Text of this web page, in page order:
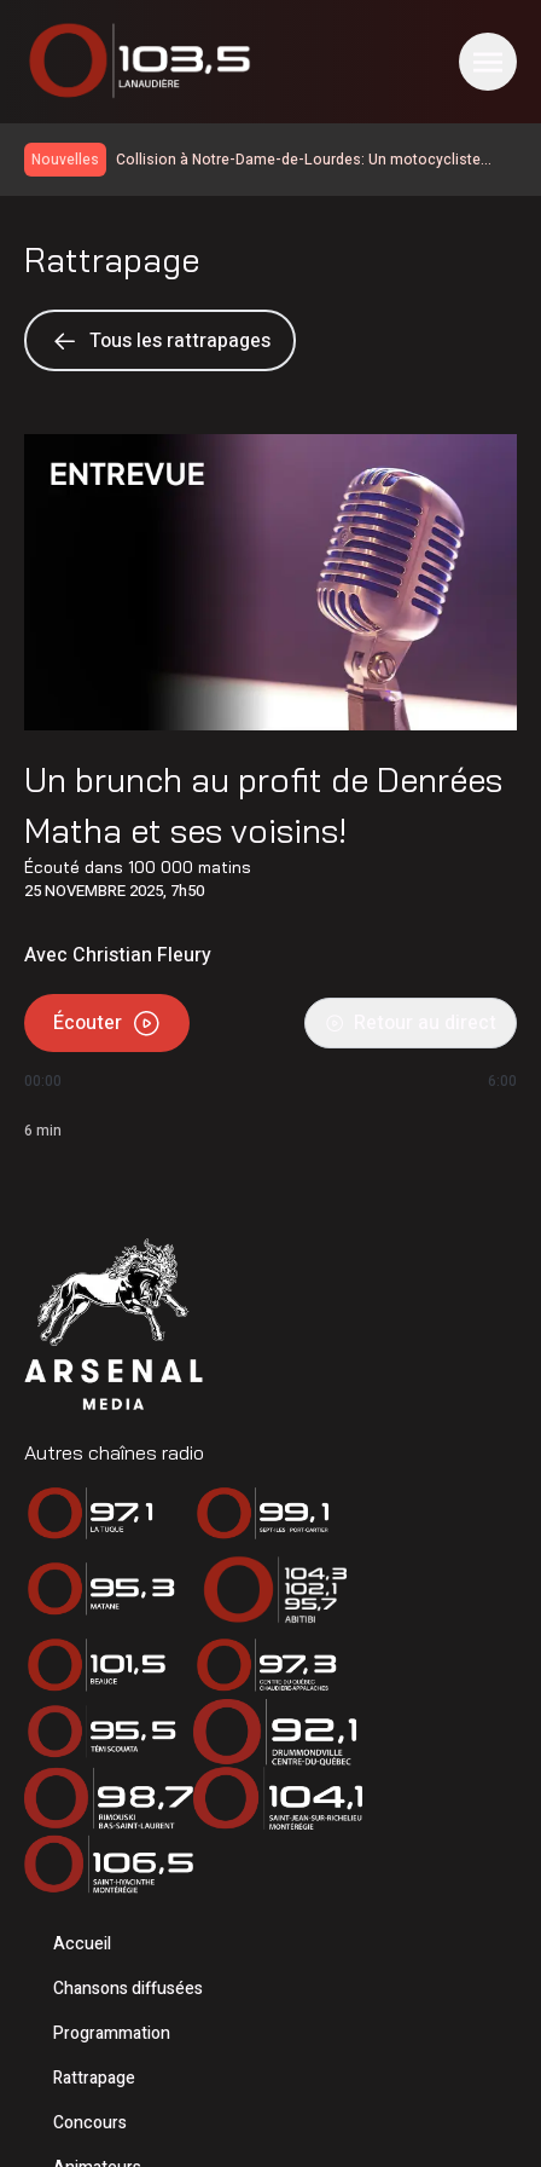
Nouvelles
Collision à Notre-Dame-de-Lourdes: Un motocycliste
Déplacements plus difficiles à venir à Repentigny
Fermeture du parc Charlemagne-Laurier dès le 10août
Baseball | Un joueur du Royal de Repentigny se démarque
Du plaisir sera au menu à Saint-Roch-de-L’Achigan
Report des travaux de forage à Rawdon
Rattrapage
Tous les rattrapages
Un brunch au profit de Denrées
Matha et ses voisins!
Écouté dans 100 000 matins
25 NOVEMBRE 2025, 7h50
Avec Christian Fleury
Écouter
00:00 6:00
6 min
Autres chaînes radio
Accueil
Chansons diffusées
Programmation
Rattrapage
Concours